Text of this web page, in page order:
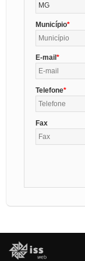
MG
Município
E-mail
Telefone
Fax